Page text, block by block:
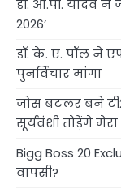
डॉ. ओ.पी. यादव ने
2026’
डॉ. के. ए. पॉल ने
पुनर्विचार मांगा
जोस बटलर बने
सूर्यवंशी तोड़ेंगे मेरा
Bigg Boss 20
वापसी?